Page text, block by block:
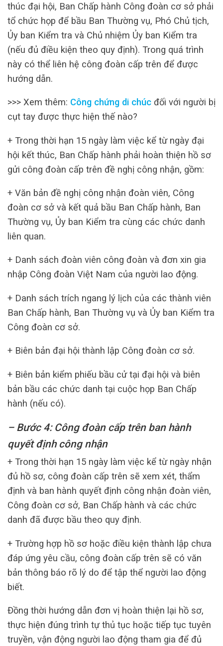
thúc đại hội, Ban Chấp hành Công đoàn cơ sở phải
tổ chức họp để bầu Ban Thường vụ, Phó Chủ tịch,
Ủy ban Kiểm tra và Chủ nhiệm Ủy ban Kiểm tra
(nếu đủ điều kiện theo quy định). Trong quá trình
này có thể liên hệ công đoàn cấp trên để được
hướng dẫn.
>>> Xem thêm: Công chứng di chúc đối với người bị
cụt tay được thực hiện thế nào?
+ Trong thời hạn 15 ngày làm việc kể từ ngày đại
hội kết thúc, Ban Chấp hành phải hoàn thiện hồ sơ
gửi công đoàn cấp trên đề nghị công nhận, gồm:
+ Văn bản đề nghị công nhận đoàn viên, Công
đoàn cơ sở và kết quả bầu Ban Chấp hành, Ban
Thường vụ, Ủy ban Kiểm tra cùng các chức danh
liên quan.
+ Danh sách đoàn viên công đoàn và đơn xin gia
nhập Công đoàn Việt Nam của người lao động.
+ Danh sách trích ngang lý lịch của các thành viên
Ban Chấp hành, Ban Thường vụ và Ủy ban Kiểm tra
Công đoàn cơ sở.
+ Biên bản đại hội thành lập Công đoàn cơ sở.
+ Biên bản kiểm phiếu bầu cử tại đại hội và biên
bản bầu các chức danh tại cuộc họp Ban Chấp
hành (nếu có).
– Bước 4: Công đoàn cấp trên ban hành
quyết định công nhận
+ Trong thời hạn 15 ngày làm việc kể từ ngày nhận
đủ hồ sơ, công đoàn cấp trên sẽ xem xét, thẩm
định và ban hành quyết định công nhận đoàn viên,
Công đoàn cơ sở, Ban Chấp hành và các chức
danh đã được bầu theo quy định.
+ Trường hợp hồ sơ hoặc điều kiện thành lập chưa
đáp ứng yêu cầu, công đoàn cấp trên sẽ có văn
bản thông báo rõ lý do để tập thể người lao động
biết.
Đồng thời hướng dẫn đơn vị hoàn thiện lại hồ sơ,
thực hiện đúng trình tự thủ tục hoặc tiếp tục tuyên
truyền, vận động người lao động tham gia để đủ